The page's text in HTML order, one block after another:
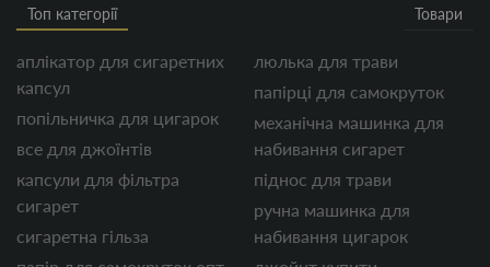
Топ категорії Товари
аплікатор для сигаретних
капсул
попільничка для цигарок
все для джоїнтів
капсули для фільтра
сигарет
сигаретна гільза
люлька для трави
папірці для самокруток
механічна машинка для
набивання сигарет
піднос для трави
ручна машинка для
набивання цигарок